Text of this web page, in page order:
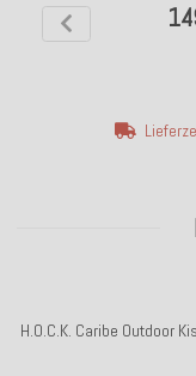
H.O.C.K. Caribe Outdoor